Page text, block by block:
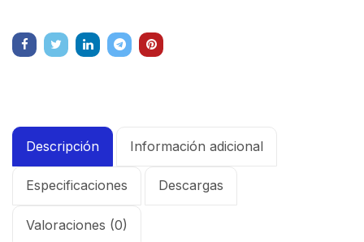
Descripción Información adicional
Especificaciones Descargas
Valoraciones (0)